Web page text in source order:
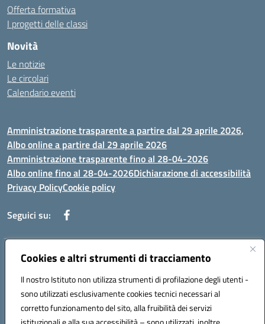
Cookies e altri strumenti di tracciamento
Il nostro Istituto non utilizza strumenti di profilazione degli utenti -
sono utilizzati esclusivamente cookies tecnici necessari al
corretto funzionamento del sito, alla fruibilità dei servizi
Offerta formativa
I progetti delle classi
Novità
Le notizie
Le circolari
Calendario eventi
Amministrazione trasparente a partire dal 29 aprile 2026,
Albo online a partire dal 29 aprile 2026
Amministrazione trasparente fino al 28-04-2026
Albo online fino al 28-04-2026Dichiarazione di accessibilità
Privacy PolicyCookie policy
Seguici su:
Indirizzo:Via Selicato, 1 71122 FOGGIA (FG)
Posta elettronica certificata (PEC):fgee01200c@pec.istruzione.it
Codice fiscale: 80005820719
Codice meccanografico: FGEE01200C